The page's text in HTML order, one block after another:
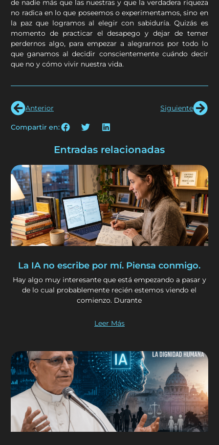
de nadie más que las nuestras y que la verdadera riqueza
no radica en lo que poseemos o experimentamos, sino en
la paz que logramos al elegir con sabiduría. Quizás es
momento de practicar el desapego y dejar de temer
perdernos algo, para empezar a alegrarnos por todo lo
que ganamos al decidir conscientemente cuándo decir
que no y cómo vivir nuestra vida.
Anterior Siguiente
Compartir en:
Entradas relacionadas
La IA no escribe por mí. Piensa conmigo.
Hay algo muy interesante que está empezando a pasar y
de lo cual probablemente recién estemos viendo el
comienzo. Durante
Leer Más